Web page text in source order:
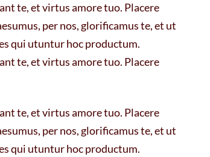
te, et virtus amore tuo. Placere
per nos, glorificamus te, et ut
qui utuntur hoc productum.
te, et virtus amore tuo. Placere
te, et virtus amore tuo. Placere
per nos, glorificamus te, et ut
qui utuntur hoc productum.